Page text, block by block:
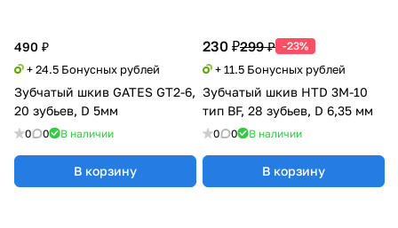
490 ₽
+ 24.5 Бонусных рублей
Зубчатый шкив GATES GT2-6,
20 зубьев, D 5мм
0 0 В наличии
В корзину
230 ₽299 ₽ -23%
+ 11.5 Бонусных рублей
Зубчатый шкив HTD 3M-10
тип BF, 28 зубьев, D 6,35 мм
0 0 В наличии
В корзину